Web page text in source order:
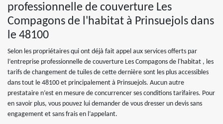
professionnelle de couverture Les
Compagons de l'habitat à Prinsuejols dans
le 48100
Selon les propriétaires qui ont déjà fait appel aux services offerts par
l’entreprise professionnelle de couverture Les Compagons de l'habitat , les
tarifs de changement de tuiles de cette dernière sont les plus accessibles
dans tout le 48100 et principalement à Prinsuejols. Aucun autre
prestataire n’est en mesure de concurrencer ses conditions tarifaires. Pour
en savoir plus, vous pouvez lui demander de vous dresser un devis sans
engagement et sans frais en l’appelant.